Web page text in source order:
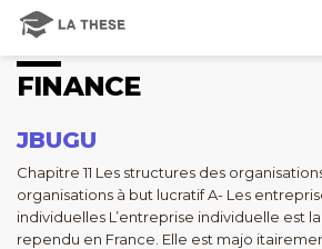
FINANCE
JBUGU
Chapitre 11 Les structures des
organisations à but lucratif A- Les
individuelles L’entreprise individuelle est
rependu en France. Elle est majo